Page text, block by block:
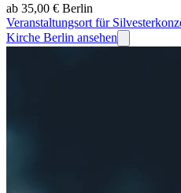
ab 35,00 € Berlin
Veranstaltungsort für
Kirche Berlin ansehen